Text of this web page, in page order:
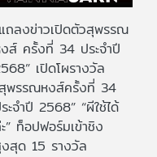
ถลงข่าวเปิดตัวสุพรรณ
ส์ ครั้งที่ 34 ประจำปี
เปิดโผรางวัล
พรรณหงส์ครั้งที่ 34
ะจำปี 2568” “ผีใช้ได้
” ท็อปฟอร์มเข้าชิง
สุด 15 รางวัล